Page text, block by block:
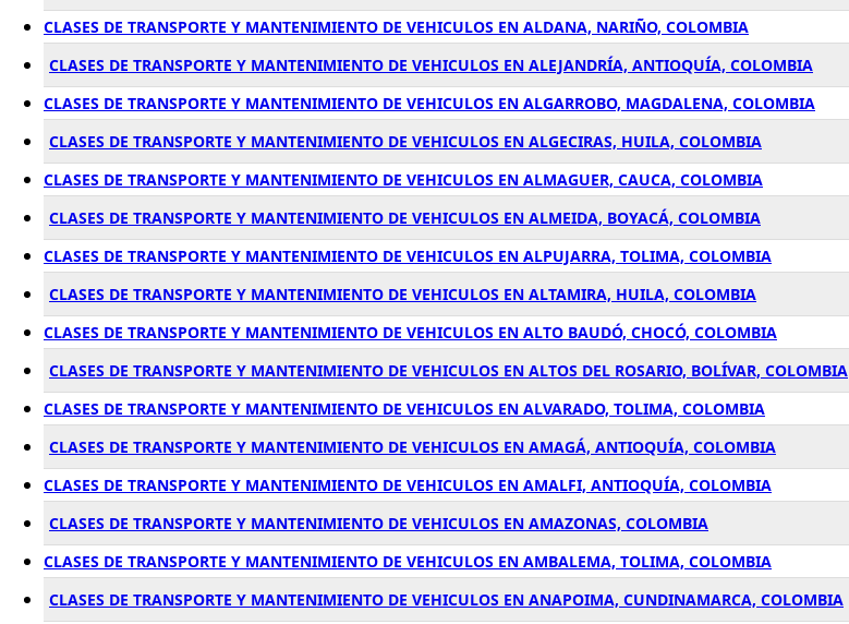
CLASES DE TRANSPORTE Y MANTENIMIENTO DE VEHICULOS EN ALDANA, NARIÑO, COLOMBIA
CLASES DE TRANSPORTE Y MANTENIMIENTO DE VEHICULOS EN ALEJANDRÍA, ANTIOQUÍA, COLOMBIA
CLASES DE TRANSPORTE Y MANTENIMIENTO DE VEHICULOS EN ALGARROBO, MAGDALENA, COLOMBIA
CLASES DE TRANSPORTE Y MANTENIMIENTO DE VEHICULOS EN ALGECIRAS, HUILA, COLOMBIA
CLASES DE TRANSPORTE Y MANTENIMIENTO DE VEHICULOS EN ALMAGUER, CAUCA, COLOMBIA
CLASES DE TRANSPORTE Y MANTENIMIENTO DE VEHICULOS EN ALMEIDA, BOYACÁ, COLOMBIA
CLASES DE TRANSPORTE Y MANTENIMIENTO DE VEHICULOS EN ALPUJARRA, TOLIMA, COLOMBIA
CLASES DE TRANSPORTE Y MANTENIMIENTO DE VEHICULOS EN ALTAMIRA, HUILA, COLOMBIA
CLASES DE TRANSPORTE Y MANTENIMIENTO DE VEHICULOS EN ALTO BAUDÓ, CHOCÓ, COLOMBIA
CLASES DE TRANSPORTE Y MANTENIMIENTO DE VEHICULOS EN ALTOS DEL ROSARIO, BOLÍVAR, COLOMBIA
CLASES DE TRANSPORTE Y MANTENIMIENTO DE VEHICULOS EN ALVARADO, TOLIMA, COLOMBIA
CLASES DE TRANSPORTE Y MANTENIMIENTO DE VEHICULOS EN AMAGÁ, ANTIOQUÍA, COLOMBIA
CLASES DE TRANSPORTE Y MANTENIMIENTO DE VEHICULOS EN AMALFI, ANTIOQUÍA, COLOMBIA
CLASES DE TRANSPORTE Y MANTENIMIENTO DE VEHICULOS EN AMAZONAS, COLOMBIA
CLASES DE TRANSPORTE Y MANTENIMIENTO DE VEHICULOS EN AMBALEMA, TOLIMA, COLOMBIA
CLASES DE TRANSPORTE Y MANTENIMIENTO DE VEHICULOS EN ANAPOIMA, CUNDINAMARCA, COLOMBIA